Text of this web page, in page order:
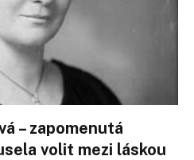
– zapomenutá
volit mezi láskou